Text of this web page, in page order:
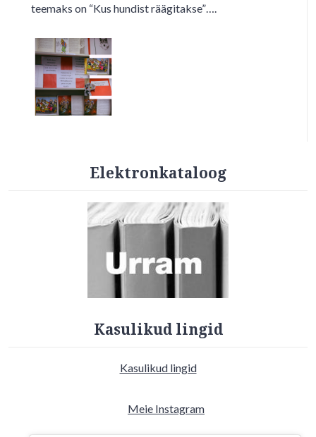
teemaks on “Kus hundist räägitakse”….
Elektronkataloog
Kasulikud lingid
Kasulikud lingid
Meie Instagram